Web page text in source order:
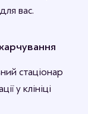
вас.
стаціонар
у клініці